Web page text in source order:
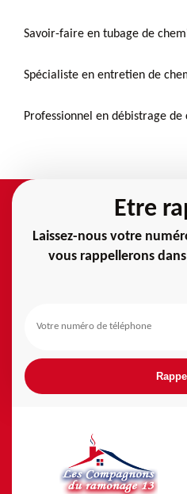
Savoir-faire en tubage de
Spécialiste en entretien de
Professionnel en débistrage
Etre
Laissez-nous votre
vous rappellerons